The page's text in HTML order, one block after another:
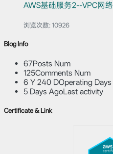
AWS基础服务2--VPC网络
浏览次数: 10926
Blog Info
67Posts Num
125Comments Num
6 Y 240 DOperating Days
5 Days AgoLast activity
Certificate & Link